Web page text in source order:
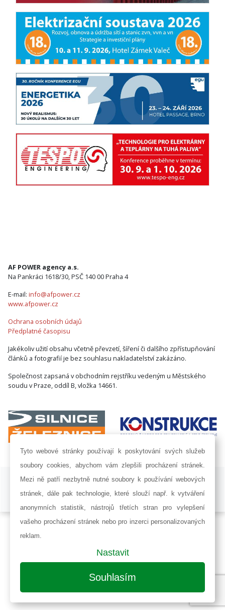
AF POWER agency a.s.
Na Pankráci 1618/30, PSČ 140 00 Praha 4
E-mail: info@afpower.cz
www.afpower.cz
Ochrana osobních údajů
Předplatné časopisu
Jakékoliv užití obsahu včetně převzetí, šíření či dalšího zpřístupňování
článků a fotografií je bez souhlasu nakladatelství zakázáno.
Společnost zapsaná v obchodním rejstříku vedeným u Městského
soudu v Praze, oddíl B, vložka 14661.
ISSN 1802-8535 © 2009 - 2026 AF POWER agency a.s. |
Nastavení
Developed by:
Railsformers s.r.o.
Tyto webové stránky používají k poskytování svých služeb
soubory cookies, abychom vám zlepšili procházení stránek.
Mezi ně patří nezbytně nutné soubory k používání webových
stránek, dále pak technologie, které slouží např. k vytváření
anonymních statistik, nástrojů třetích stran pro vylepšení
vašeho procházení stránek nebo pro inzerci personalizovaných
reklam.
Nastavit
Souhlasím